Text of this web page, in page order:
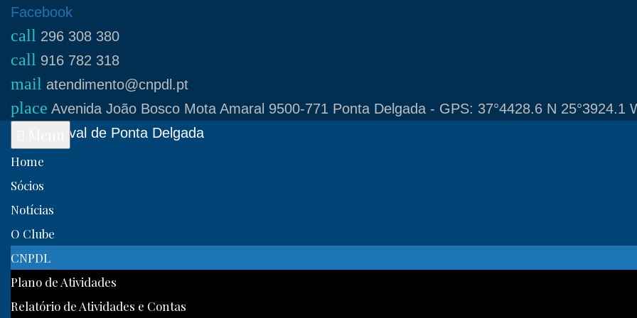
Skip
content
Facebook
call 296 308 380
call 916 782 318
mail atendimento@cnpdl.pt
place Avenida João Bosco Mota Amaral 9500-771 Ponta Delgada - GPS: 37°4428.6 N 25°3924.1
Clube Naval de Ponta Delgada
Home
Sócios
Notícias
O Clube
CNPDL
Plano de Atividades
Relatório de Atividades e Contas